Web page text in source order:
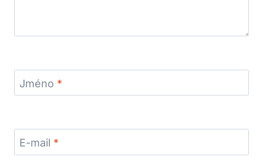
Jméno *
E-mail *